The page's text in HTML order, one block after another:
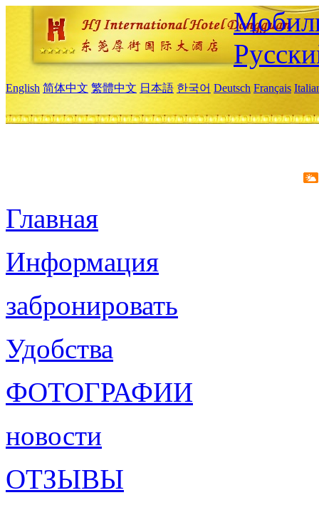
English 简体中文 繁體中文 日本語 한국어 Deutsch Français
Главная
Информация
забронировать
Удобства
ФОТОГРАФИИ
новости
ОТЗЫВЫ